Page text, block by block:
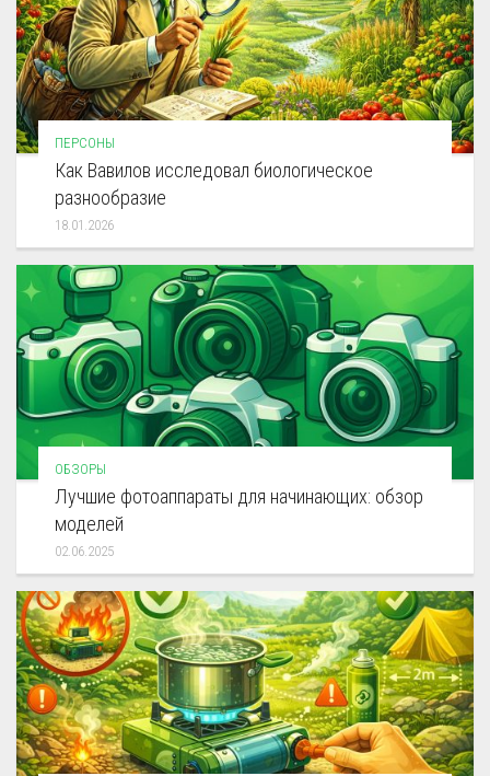
ПЕРСОНЫ
Как Вавилов исследовал биологическое
разнообразие
18.01.2026
ОБЗОРЫ
Лучшие фотоаппараты для начинающих: обзор
моделей
02.06.2025